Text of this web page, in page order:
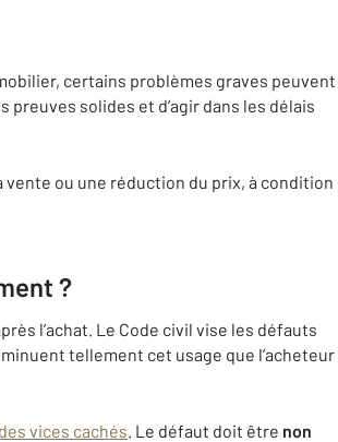
certains problèmes graves peuvent
preuves solides et d’agir dans les délais
vente ou une réduction du prix, à condition
?
l’achat. Le Code civil vise les défauts
tellement cet usage que l’acheteur
vices cachés. Le défaut doit être non